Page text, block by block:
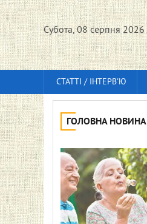
Субота, 08 серпня 2026
СТАТТІ / ІНТЕРВ'Ю
ГОЛОВНА НОВИНА